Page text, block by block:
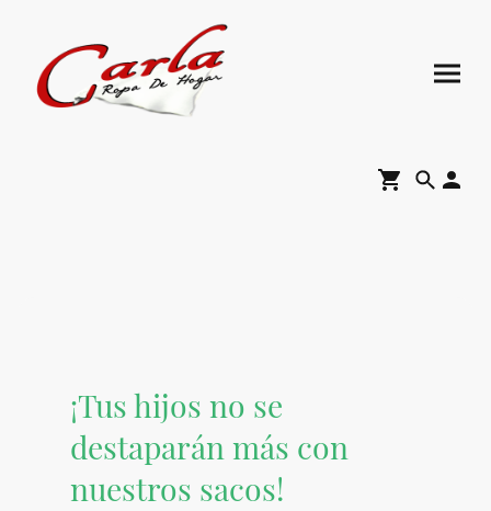
¡Tus hijos no se
destaparán más con
nuestros sacos!